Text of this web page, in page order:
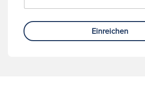
Einreichen